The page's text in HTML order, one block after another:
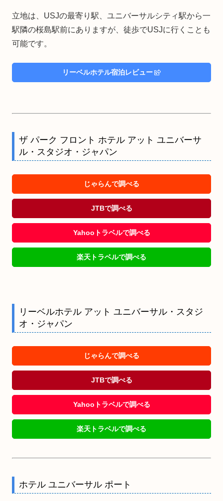
立地は、USJの最寄り駅、ユニバーサルシティ駅から一
駅隣の桜島駅前にありますが、徒歩でUSJに行くことも
可能です。
リーベルホテル宿泊レビュー
ザ パーク フロント ホテル アット ユニバーサ
ル・スタジオ・ジャパン
じゃらんで調べる
JTBで調べる
Yahooトラベルで調べる
楽天トラベルで調べる
リーベルホテル アット ユニバーサル・スタジ
オ・ジャパン
じゃらんで調べる
JTBで調べる
Yahooトラベルで調べる
楽天トラベルで調べる
ホテル ユニバーサル ポート